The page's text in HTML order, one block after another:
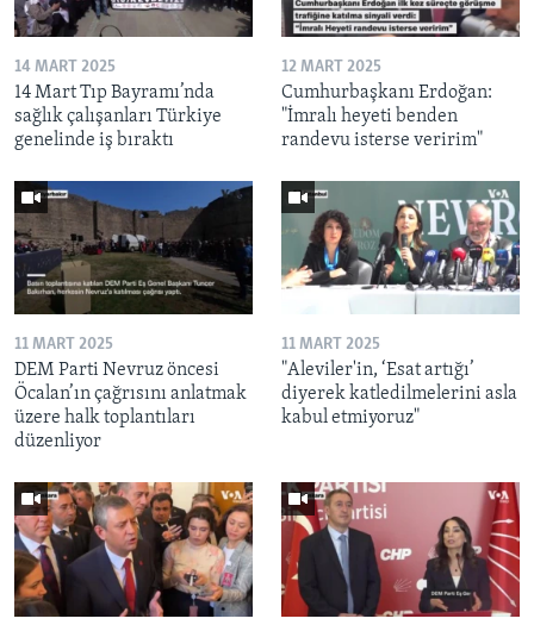
14 MART 2025
14 Mart Tıp Bayramı’nda
sağlık çalışanları Türkiye
genelinde iş bıraktı
12 MART 2025
Cumhurbaşkanı Erdoğan:
"İmralı heyeti benden
randevu isterse veririm"
11 MART 2025
DEM Parti Nevruz öncesi
Öcalan’ın çağrısını anlatmak
üzere halk toplantıları
düzenliyor
11 MART 2025
"Aleviler'in, ‘Esat artığı’
diyerek katledilmelerini asla
kabul etmiyoruz"